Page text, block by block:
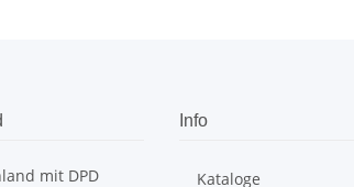
Info
Kataloge